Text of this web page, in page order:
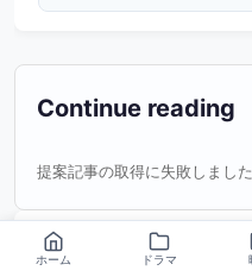
Continue reading
提案記事の取得に失敗しました
カテゴリー
ホーム ドラマ